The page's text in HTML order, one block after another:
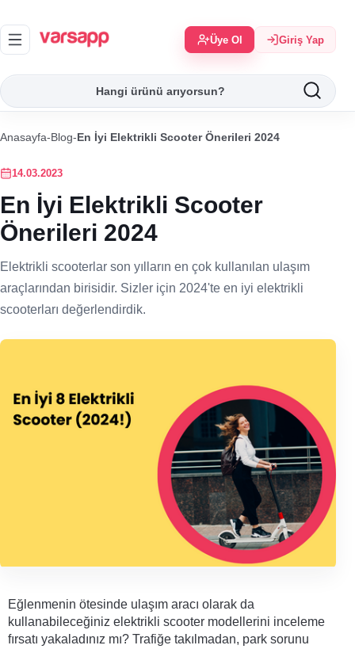
Üye Ol Giriş Yap
Anasayfa-Blog-En İyi Elektrikli Scooter Önerileri 2024
14.03.2023
En İyi Elektrikli Scooter
Önerileri 2024
Elektrikli scooterlar son yılların en çok kullanılan ulaşım
araçlarından birisidir. Sizler için 2024'te en iyi elektrikli
scooterları değerlendirdik.
Eğlenmenin ötesinde ulaşım aracı olarak da
kullanabileceğiniz elektrikli scooter modellerini inceleme
fırsatı yakaladınız mı? Trafiğe takılmadan, park sorunu